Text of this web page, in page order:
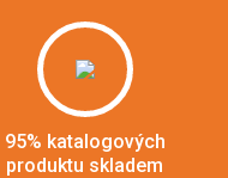
95% katalogových
produktu skladem